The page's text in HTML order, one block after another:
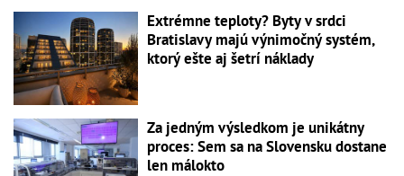
Extrémne teploty? Byty v srdci
Bratislavy majú výnimočný systém,
ktorý ešte aj šetrí náklady
Za jedným výsledkom je unikátny
proces: Sem sa na Slovensku dostane
len málokto